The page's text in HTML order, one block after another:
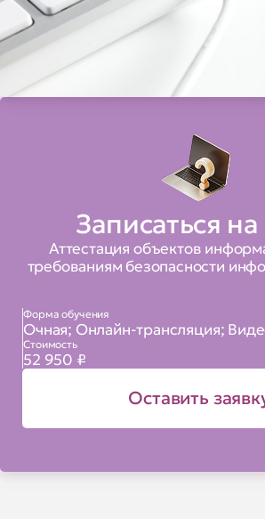
Записаться на
Аттестация объектов
требованиям безопасности
Форма обучения
Очная; Онлайн-трансляция;
Стоимость
52 950 ₽
Оставить